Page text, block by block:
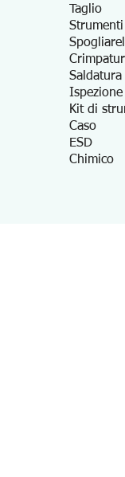
Taglio
Saldatura
Ispezione
Kit di
Caso
ESD
Chimico